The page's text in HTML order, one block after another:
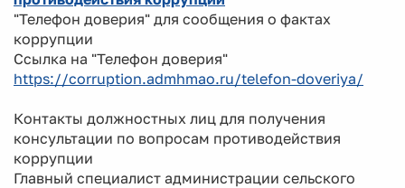
"Телефон доверия" для сообщения о фактах
коррупции
Ссылка на "Телефон доверия"
https://corruption.admhmao.ru/telefon-doveriya/
Контакты должностных лиц для получения
консультации по вопросам противодействия
коррупции
Главный специалист администрации сельского